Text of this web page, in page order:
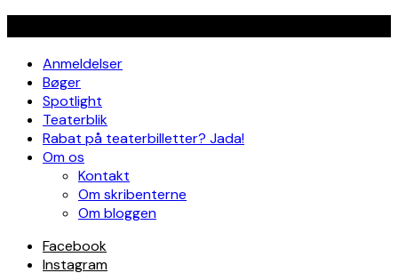
Anmeldelser
Bøger
Spotlight
Teaterblik
Rabat på teaterbilletter? Jada!
Om os
Kontakt
Om skribenterne
Om bloggen
Facebook
Instagram